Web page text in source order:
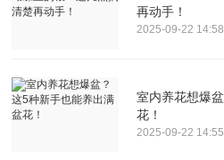
再动手！
2025-09-22
室内养花想爆
花！
2025-09-22